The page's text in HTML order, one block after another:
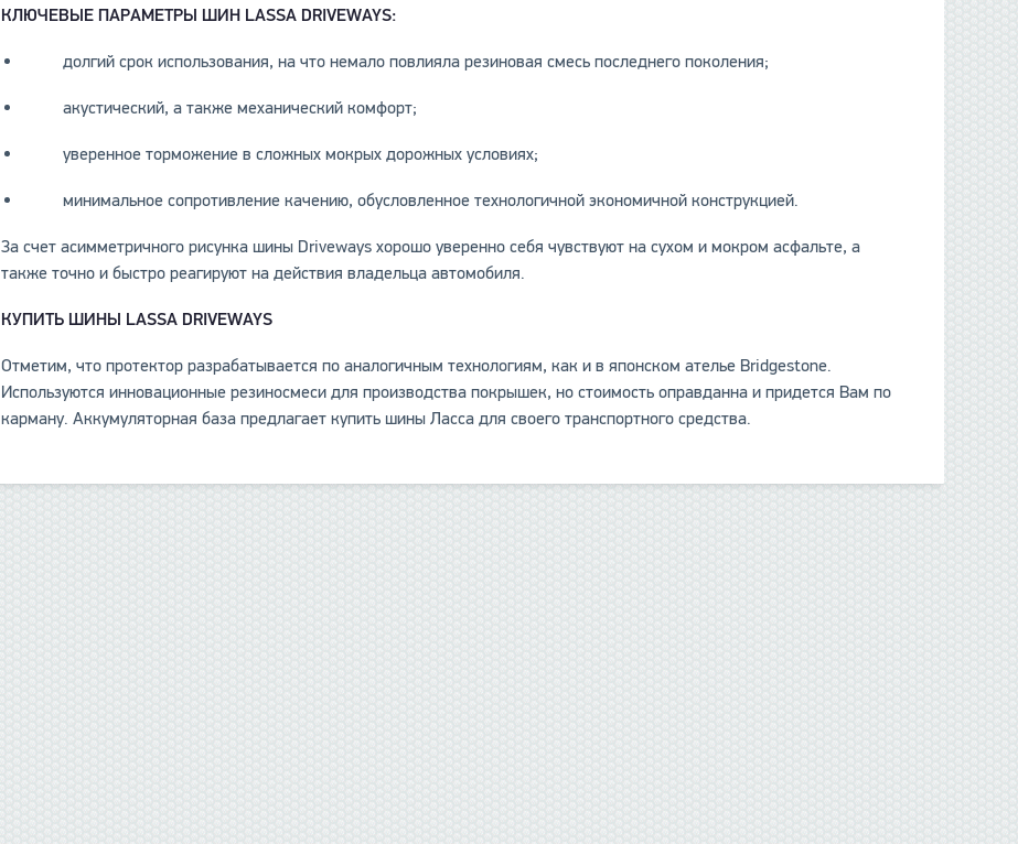
КЛЮЧЕВЫЕ ПАРАМЕТРЫ ШИН LASSA DRIVEWAYS:
долгий срок использования, на что немало повлияла резиновая смесь последнего поколения;
акустический, а также механический комфорт;
уверенное торможение в сложных мокрых дорожных условиях;
минимальное сопротивление качению, обусловленное технологичной экономичной конструкцией.
За счет асимметричного рисунка шины Driveways хорошо уверенно себя чувствуют на сухом и мокром асфальте, а
также точно и быстро реагируют на действия владельца автомобиля.
КУПИТЬ ШИНЫ LASSA DRIVEWAYS
Отметим, что протектор разрабатывается по аналогичным технологиям, как и в японском ателье Bridgestone.
Используются инновационные резиносмеси для производства покрышек, но стоимость оправданна и придется Вам по
карману. Аккумуляторная база предлагает купить шины Ласса для своего транспортного средства.
данные отсутствуют